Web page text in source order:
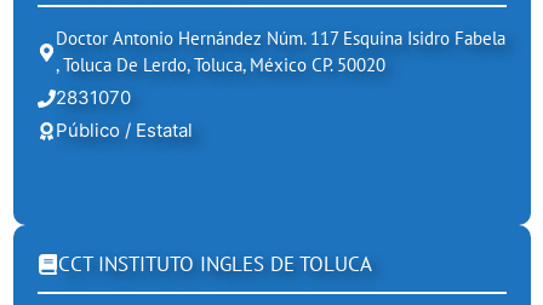
Doctor Antonio Hernández Núm. 117 Esquina Isidro Fabela
, Toluca De Lerdo, Toluca, México CP. 50020
2831070
Público / Estatal
CCT INSTITUTO INGLES DE TOLUCA